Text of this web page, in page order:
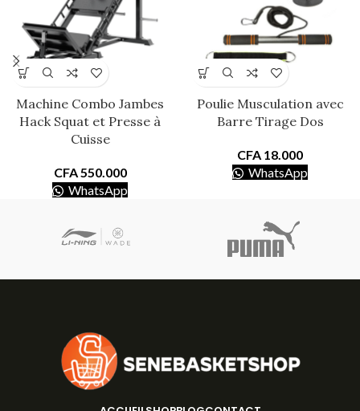
Machine Combo Jambes
Hack Squat et Presse à
Cuisse
CFA550.000
WhatsApp
Poulie Musculation avec
Barre Tirage Dos
CFA 18.000
WhatsApp